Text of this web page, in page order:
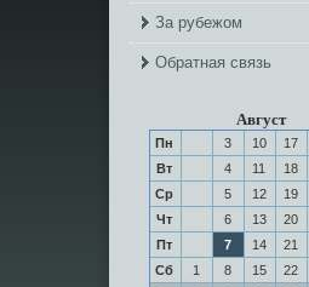
За рубежом
Обратная связь
Август
Пн 3 10 17
Вт
4 11 18
Ср
5 12 19
Чт
6 13 20
Пт
7 14 21
Сб
1 8 15 22